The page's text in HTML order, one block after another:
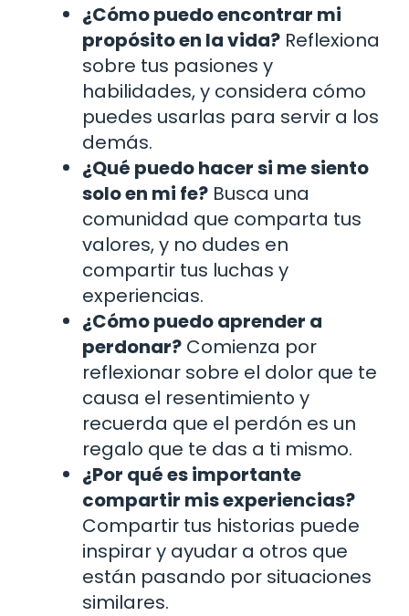
¿Cómo puedo encontrar mi
propósito en la vida? Reflexiona
sobre tus pasiones y
habilidades, y considera cómo
puedes usarlas para servir a los
demás.
¿Qué puedo hacer si me siento
solo en mi fe? Busca una
comunidad que comparta tus
valores, y no dudes en
compartir tus luchas y
experiencias.
¿Cómo puedo aprender a
perdonar? Comienza por
reflexionar sobre el dolor que te
causa el resentimiento y
recuerda que el perdón es un
regalo que te das a ti mismo.
¿Por qué es importante
compartir mis experiencias?
Compartir tus historias puede
inspirar y ayudar a otros que
están pasando por situaciones
similares.